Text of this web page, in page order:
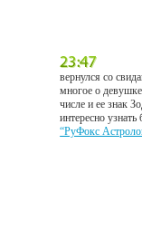
вернулся со
многое о
числе и ее знак
интересно узнать
“РуФокс